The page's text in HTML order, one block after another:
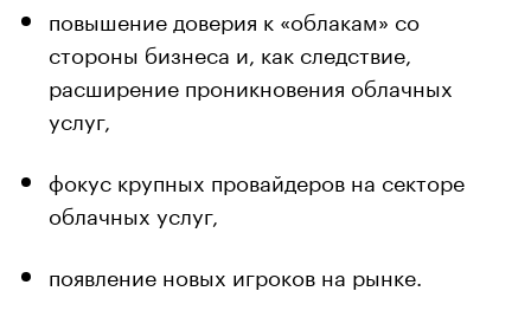
повышение доверия к «облакам» со
стороны бизнеса и, как следствие,
расширение проникновения облачных
услуг,
фокус крупных провайдеров на секторе
облачных услуг,
появление новых игроков на рынке.